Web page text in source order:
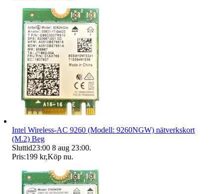
Intel Wireless-AC 9260 (Modell: 9260NGW) nätverkskort
(M.2) Beg
Sluttid23:00 8 aug 23:00.
Pris:199 kr,Köp nu.